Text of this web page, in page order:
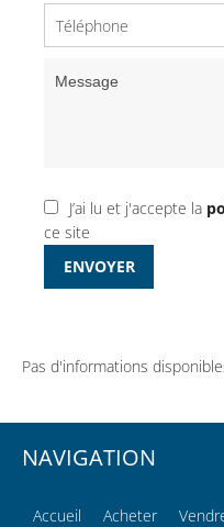
J’ai lu et j'accepte la
ce site
ENVOYER
Pas d'informations
NAVIGATION
Accueil Acheter